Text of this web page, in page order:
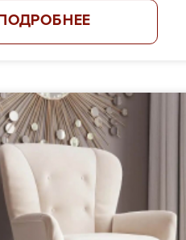
ПОДРОБНЕЕ